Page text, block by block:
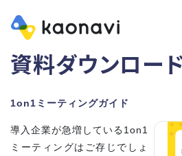
資料ダウンロー
1on1ミーティングガイド
導入企業が急増している1on1
ミーティングはご存じでしょ